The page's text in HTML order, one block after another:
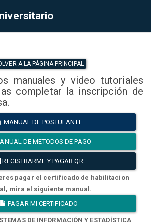
A LA PÁGINA PRINCIPAL
manuales y video tutoriales
completar la inscripción de
MANUAL DE POSTULANTE
DE METODOS DE PAGO
REGISTRARME Y PAGAR QR
pagar el certificado de habilitacion
mira el siguiente manual.
PAGAR MI CERTIFICADO
DE INFORMACIÓN Y ESTADÍSTICA